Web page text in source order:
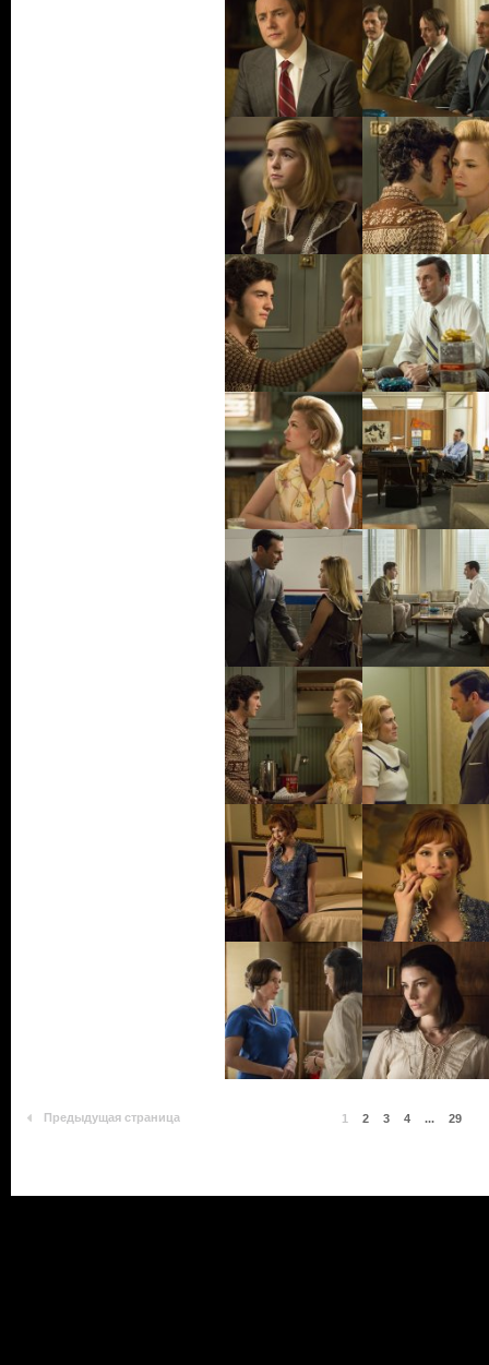
Предыдущая страница 1 2 3 4 ... 29